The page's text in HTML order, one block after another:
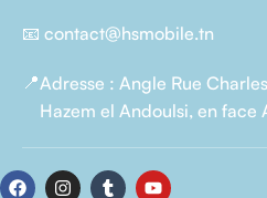
📧 contact@hsmobile.tn
📍Adresse : Angle Rue
Hazem el Andoulsi, en face